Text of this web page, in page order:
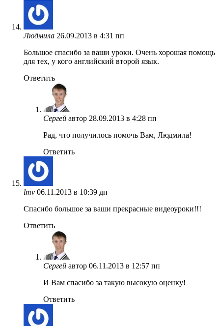
Людмила 26.09.2013 в 4:31 пп
Большое спасибо за ваши уроки. Очень хорошая помощь
для тех, у кого английский второй язык.
Ответить
Сергей автор 28.09.2013 в 4:28 пп
Рад, что получилось помочь Вам, Людмила!
Ответить
lmv 06.11.2013 в 10:39 дп
Спасибо большое за ваши прекрасные видеоуроки!!!
Ответить
Сергей автор 06.11.2013 в 12:57 пп
И Вам спасибо за такую высокую оценку!
Ответить